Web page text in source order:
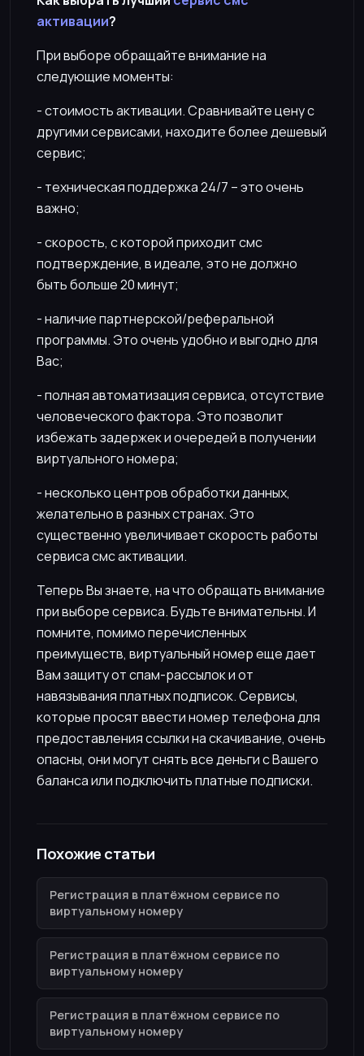
активации?
При выборе обращайте внимание на
следующие моменты:
- стоимость активации. Сравнивайте цену с
другими сервисами, находите более дешевый
сервис;
- техническая поддержка 24/7 – это очень
важно;
- скорость, с которой приходит смс
подтверждение, в идеале, это не должно
быть больше 20 минут;
- наличие партнерской/реферальной
программы. Это очень удобно и выгодно для
Вас;
- полная автоматизация сервиса, отсутствие
человеческого фактора. Это позволит
избежать задержек и очередей в получении
виртуального номера;
- несколько центров обработки данных,
желательно в разных странах. Это
существенно увеличивает скорость работы
сервиса смс активации.
Теперь Вы знаете, на что обращать внимание
при выборе сервиса. Будьте внимательны. И
помните, помимо перечисленных
преимуществ, виртуальный номер еще дает
Вам защиту от спам-рассылок и от
навязывания платных подписок. Сервисы,
которые просят ввести номер телефона для
предоставления ссылки на скачивание, очень
опасны, они могут снять все деньги с Вашего
баланса или подключить платные подписки.
Похожие статьи
Регистрация в платёжном сервисе по
виртуальному номеру
Регистрация в платёжном сервисе по
виртуальному номеру
Регистрация в платёжном сервисе по
виртуальному номеру